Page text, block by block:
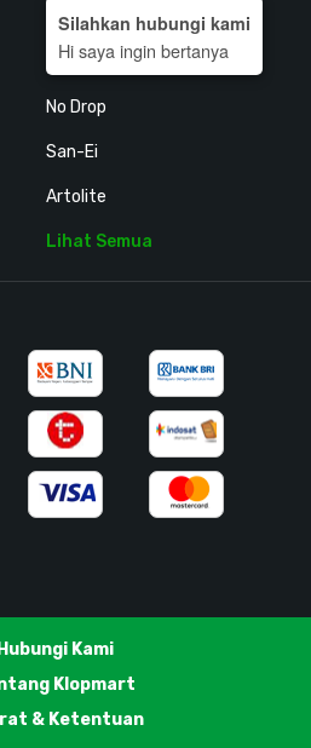
Holodeck
Kansai Paint
No Drop
San-Ei
Artolite
Lihat Semua
Hubungi Kami
Klopmart
& Ketentuan
Silahkan hubungi kami
Hi saya ingin bertanya